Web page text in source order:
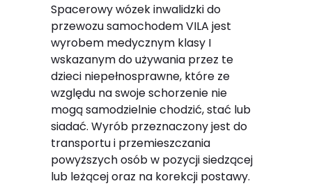
Spacerowy wózek inwalidzki do
przewozu samochodem VILA jest
wyrobem medycznym klasy I
wskazanym do używania przez te
dzieci niepełnosprawne, które ze
względu na swoje schorzenie nie
mogą samodzielnie chodzić, stać lub
siadać. Wyrób przeznaczony jest do
transportu i przemieszczania
powyższych osób w pozycji siedzącej
lub leżącej oraz na korekcji postawy.